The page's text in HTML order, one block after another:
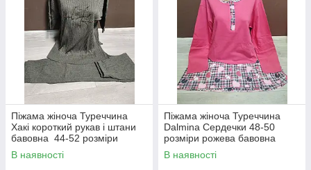
Піжама жіноча Туреччина
Хакі короткий рукав і штани
бавовна 44-52 розміри
В наявності
Піжама жіноча Туреччина
Dalmina Сердечки 48-50
розміри рожева бавовна
В наявності